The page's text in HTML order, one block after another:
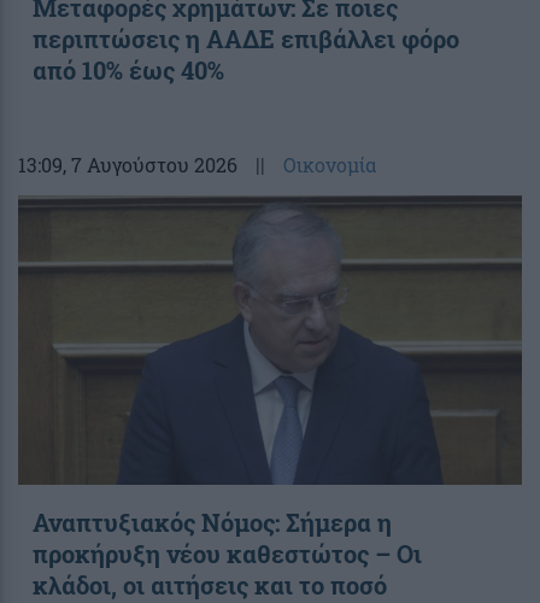
Μεταφορές χρημάτων: Σε ποιες
περιπτώσεις η ΑΑΔΕ επιβάλλει φόρο
από 10% έως 40%
13:09, 7 Αυγούστου 2026 || Οικονομία
Αναπτυξιακός Νόμος: Σήμερα η
προκήρυξη νέου καθεστώτος – Οι
κλάδοι, οι αιτήσεις και το ποσό